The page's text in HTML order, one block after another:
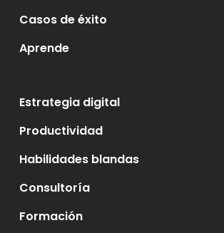
Casos de éxito
Aprende
Estrategia digital
Productividad
Habilidades blandas
Consultoría
Formación